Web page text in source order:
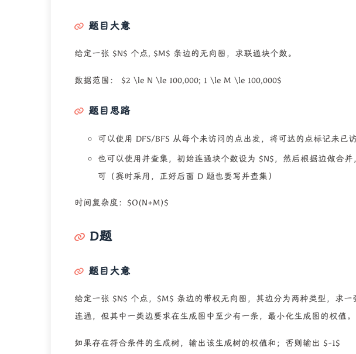
题目大意
给定一张 $N$ 个点, $M$ 条边的无向图，求联通块个数。
数据范围： $2 \le N \le 100,000; 1 \le M \le 100,000$
题目思路
可以使用 DFS/BFS 从每个未访问的点出发，将可达的点标记未已
也可以使用并查集，初始连通块个数设为 $N$，然后根据边做合
可（赛时采用，正好后面 D 题也要写并查集）
时间复杂度：$O(N+M)$
D题
题目大意
给定一张 $N$ 个点，$M$ 条边的带权无向图，其边分为两种类型，求
连通，但其中一类边要求在生成图中至少有一条，最小化生成图的权值。
如果存在符合条件的生成树，输出该生成树的权值和；否则输出 $-1$